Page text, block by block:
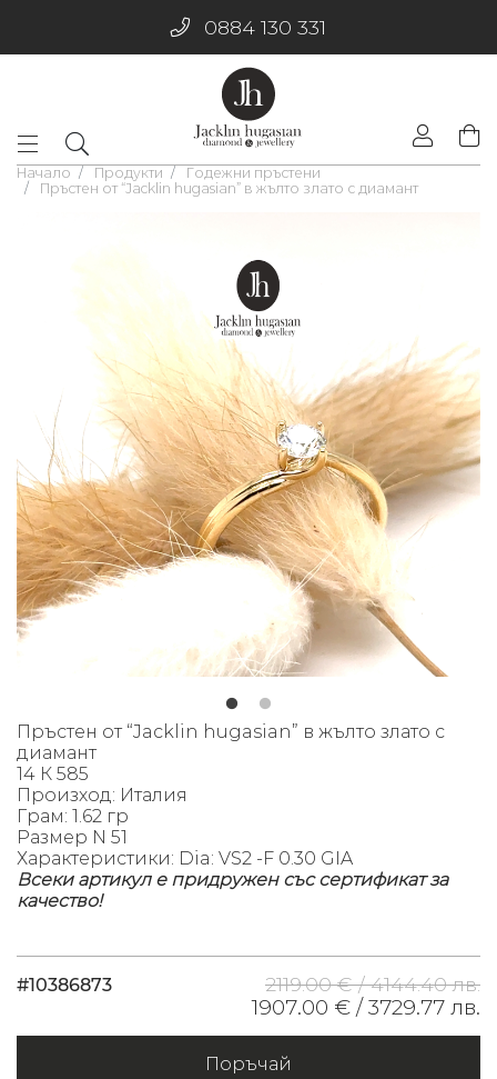
0884 130 331
Начало Продукти
Годежни пръстени
Пръстен от “Jacklin hugasian” в жълто злато с диамант
Пръстен от “Jacklin hugasian” в жълто злато с
диамант
14 К 585
Произход: Италия
Грам: 1.62 гр
Размер N 51
Характеристики: Dia: VS2 -F 0.30 GIA
Всеки артикул е придружен със сертификат за
качество!
#10386873 2119.00 € /4144.40 лв.
1907.00 € /3729.77 лв.
Поръчай